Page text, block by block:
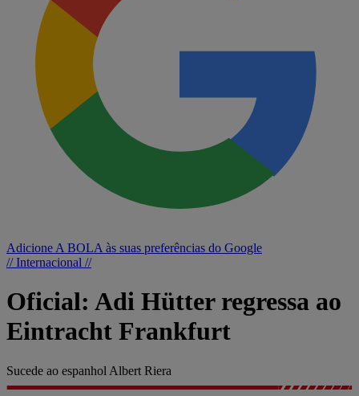
Adicione A BOLA às suas preferências do Google
// Internacional //
Oficial: Adi Hütter regressa ao
Eintracht Frankfurt
Sucede ao espanhol Albert Riera